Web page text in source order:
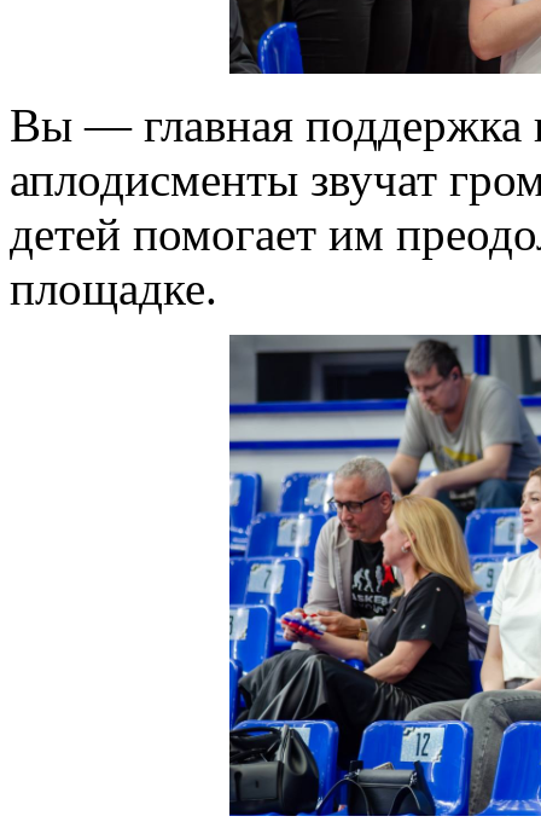
Вы — главная поддержка
аплодисменты звучат
детей помогает им
площадке.